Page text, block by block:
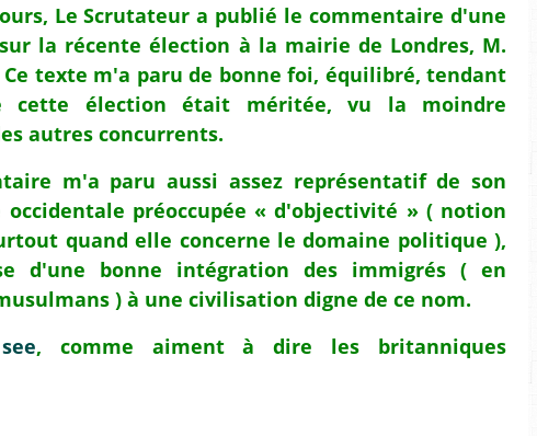
Le Scrutateur a publié le commentaire d'une
la récente élection à la mairie de Londres, M.
Ce texte m'a paru de bonne foi, équilibré, tendant
cette élection était méritée, vu la moindre
autres concurrents.
m'a paru aussi assez représentatif de son
préoccupée « d'objectivité » ( notion
quand elle concerne le domaine politique ),
d'une bonne intégration des immigrés ( en
) à une civilisation digne de ce nom.
, comme aiment à dire les britanniques